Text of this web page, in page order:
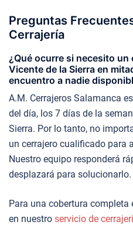
Preguntas
Cerrajería
¿Qué ocurre si necesito un
Vicente de la Sierra en
encuentro a nadie
A.M. Cerrajeros Salamanca
del día, los 7 días de la
Sierra. Por lo tanto, no
un cerrajero cualificado para
Nuestro equipo responderá
desplazará para solucionarlo.
Para una cobertura
en nuestro servicio de